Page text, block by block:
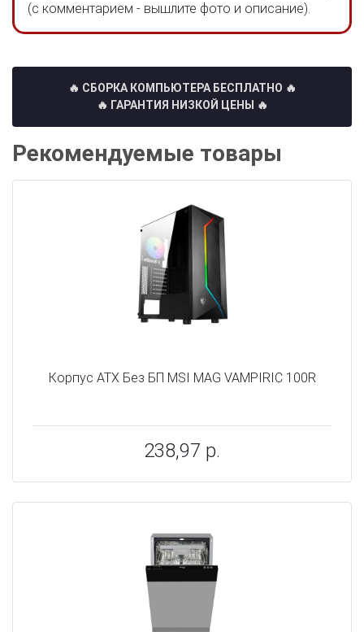
(с комментарием - вышлите фото и описание).
🔥 СБОРКА КОМПЬЮТЕРА БЕСПЛАТНО 🔥
🔥 ГАРАНТИЯ НИЗКОЙ ЦЕНЫ 🔥
Рекомендуемые товары
Корпус ATX Без БП MSI MAG VAMPIRIC 100R
238,97 р.